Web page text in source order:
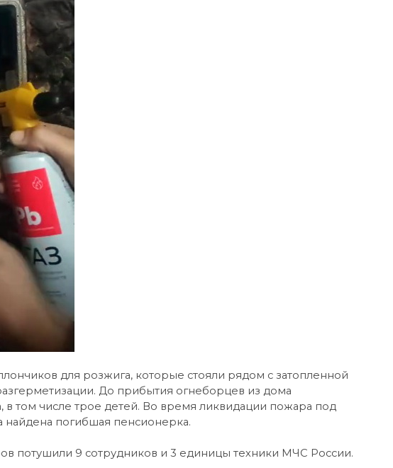
для розжига, которые стояли рядом с затопленной
До прибытия огнеборцев из дома
в том числе трое детей. Во время ликвидации пожара под
погибшая пенсионерка.
потушили 9 сотрудников и 3 единицы техники МЧС России.